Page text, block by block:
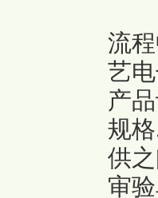
为
流
艺
产
规
供
审